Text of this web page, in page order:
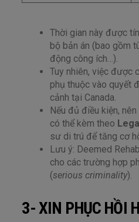
Thời gian này được
bộ bản án (bao gồm
động công ích…).
Tuy nhiên, việc được
phụ thuộc vào quyết
cảnh tại Canada.
Nếu đủ điều kiện,
có thể kèm theo
sư di trú để tăng cơ
Lưu ý: Deemed
cho các trường hợp
(serious criminality).
3- XIN PHỤC HỒI